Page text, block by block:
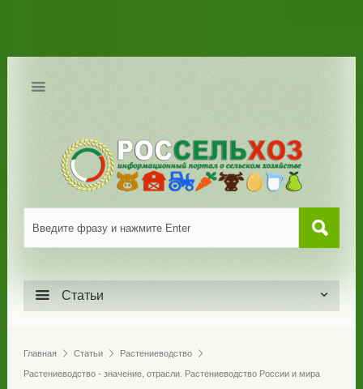
Статьи
Главная Статьи Растениеводство
Растениеводство - значение, отрасли. Растениеводство России и мира